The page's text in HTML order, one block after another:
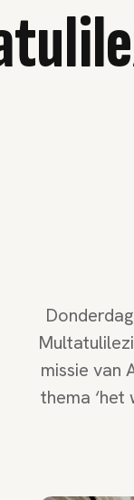
missie van
thema